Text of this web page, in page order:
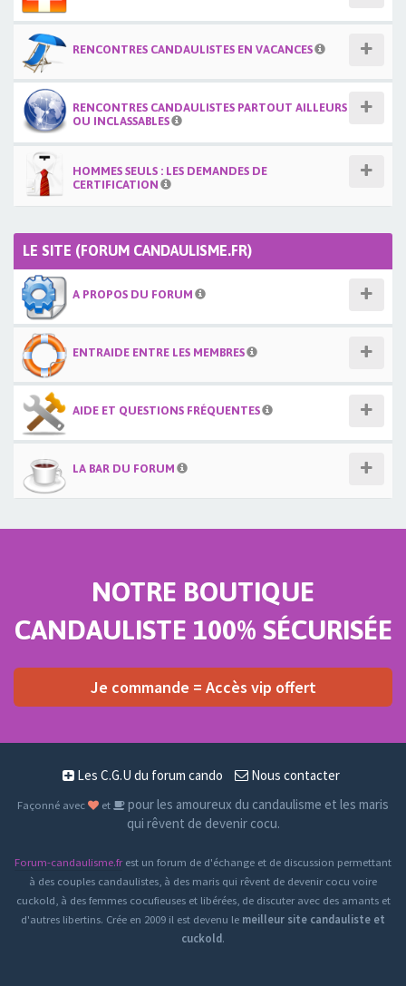
RENCONTRES CANDAULISTES EN VACANCES
RENCONTRES CANDAULISTES PARTOUT AILLEURS
OU INCLASSABLES
HOMMES SEULS : LES DEMANDES DE
CERTIFICATION
LE SITE (FORUM CANDAULISME.FR)
A PROPOS DU FORUM
ENTRAIDE ENTRE LES MEMBRES
AIDE ET QUESTIONS FRÉQUENTES
LA BAR DU FORUM
NOTRE BOUTIQUE
CANDAULISTE 100% SÉCURISÉE
Je commande = Accès vip offert
Les C.G.U du forum cando Nous contacter
Façonné avec et
pour les amoureux du candaulisme et les maris
qui rêvent de devenir cocu.
Forum-candaulisme.frest un forum de d'échange et de discussion permettant
à des couples candaulistes, à des maris qui rêvent de devenir cocu voire
cuckold, à des femmes cocufieuses et libérées, de discuter avec des amants et
d'autres libertins. Crée en 2009 il est devenu le meilleur site candauliste et
cuckold.